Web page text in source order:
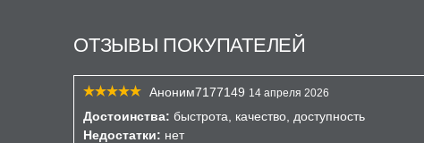
ОТЗЫВЫ ПОКУПАТЕЛЕЙ
Аноним7177149 14 апреля 2026
Достоинства: быстрота, качество, доступность
Недостатки: нет